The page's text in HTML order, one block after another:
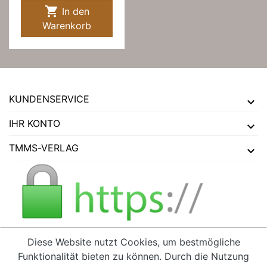

Warenkorb
KUNDENSERVICE
IHR KONTO
TMMS-VERLAG
VERTRAG WIDERRUFEN
Diese Website nutzt Cookies, um bestmögliche
Funktionalität bieten zu können. Durch die Nutzung